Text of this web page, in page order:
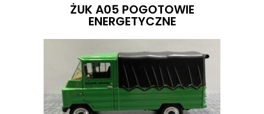
ŻUK A05 POGOTOWIE
ENERGETYCZNE